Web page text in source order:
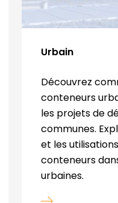
Urbain
Découvrez
conteneurs
les projets de
communes.
et les
conteneurs
urbaines.